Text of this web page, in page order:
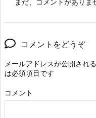
コメントをどうぞ
メールアドレスが公開され
は必須項目です
コメント